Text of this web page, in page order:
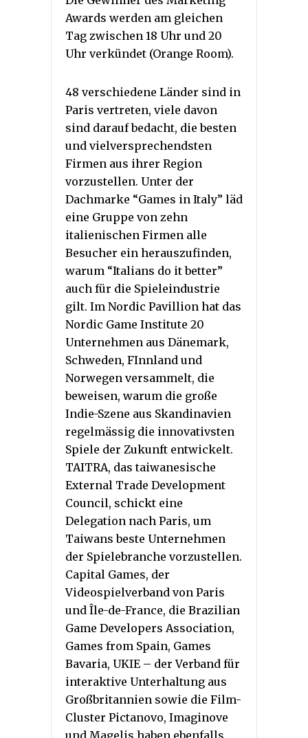
Awards werden am gleichen
Tag zwischen 18 Uhr und 20
Uhr verkündet (Orange Room).
48 verschiedene Länder sind in
Paris vertreten, viele davon
sind darauf bedacht, die besten
und vielversprechendsten
Firmen aus ihrer Region
vorzustellen. Unter der
Dachmarke “Games in Italy” läd
eine Gruppe von zehn
italienischen Firmen alle
Besucher ein herauszufinden,
warum “Italians do it better”
auch für die Spieleindustrie
gilt. Im Nordic Pavillion hat das
Nordic Game Institute 20
Unternehmen aus Dänemark,
Schweden, FInnland und
Norwegen versammelt, die
beweisen, warum die große
Indie-Szene aus Skandinavien
regelmässig die innovativsten
Spiele der Zukunft entwickelt.
TAITRA, das taiwanesische
External Trade Development
Council, schickt eine
Delegation nach Paris, um
Taiwans beste Unternehmen
der Spielebranche vorzustellen.
Capital Games, der
Videospielverband von Paris
und Île-de-France, die Brazilian
Game Developers Association,
Games from Spain, Games
Bavaria, UKIE – der Verband für
interaktive Unterhaltung aus
Großbritannien sowie die Film-
Cluster Pictanovo, Imaginove